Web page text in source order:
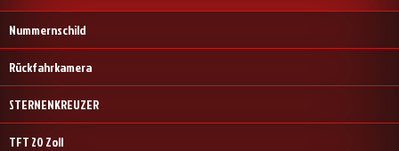
Nummernschild
Rückfahrkamera
STERNENKREUZER
TFT 20 Zoll